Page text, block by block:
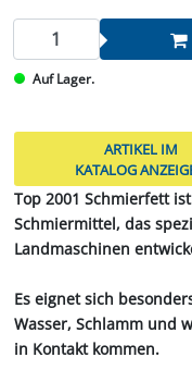
Auf Lager.
ARTIKEL IM
KATALOG
Top 2001 Schmierfett
Schmiermittel, das
Landmaschinen
Es eignet sich
Wasser, Schlamm und
in Kontakt kommen.